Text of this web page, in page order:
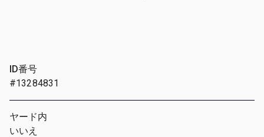
ID番号
#13284831
ヤード内
いいえ